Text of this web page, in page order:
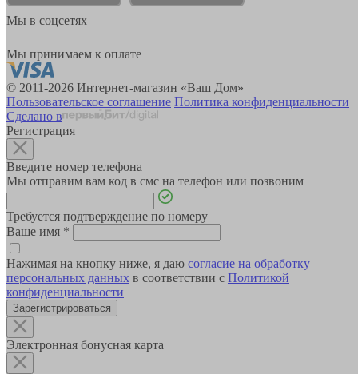
Мы в соцсетях
Мы принимаем к оплате
© 2011-2026 Интернет-магазин «Ваш Дом»
Пользовательское соглашение Политика конфиденциальности
Сделано в
Регистрация
Введите номер телефона
Мы отправим вам код в смс на телефон или позвоним
Требуется подтверждение по номеру
Ваше имя *
Нажимая на кнопку ниже, я даю согласие на обработку
персональных данных в соответствии с Политикой
конфиденциальности
Зарегистрироваться
Электронная бонусная карта